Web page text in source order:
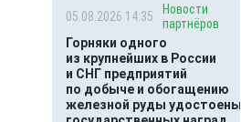
05.08.2026 14:35
Новости
партнёров
Горняки одного
из крупнейших в России
и СНГ предприятий
по добыче и обогащению
железной руды удостоены